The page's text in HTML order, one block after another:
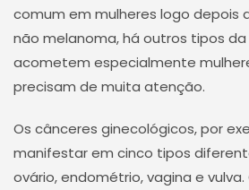
comum em mulheres logo depois
não melanoma, há outros tipos
acometem especialmente
precisam de muita atenção.
Os cânceres ginecológicos, por
manifestar em cinco tipos
ovário, endométrio, vagina e